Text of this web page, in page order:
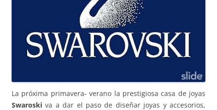
La próxima primavera- verano la prestigiosa casa de joyas
Swaroskiva a dar el paso de diseñar joyas y accesorios,